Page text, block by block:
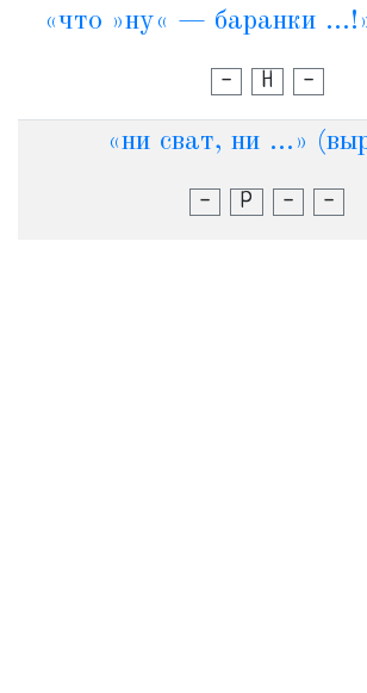
«что »ну« — баранки
- Н -
«ни сват, ни ...»
- Р - -